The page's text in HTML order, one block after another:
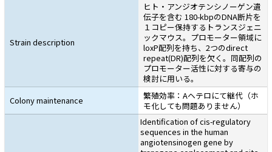
Strain description
ヒト・アンジオテンシノーゲン遺
伝子を含む 180-kbpのDNA断片を
１コピー保持するトランスジェニ
ックマウス。プロモーター領域に
loxP配列を持ち、2つのdirect
repeat(DR)配列を欠く。同配列の
プロモーター活性に対する寄与の
検討に用いる。
Colony maintenance
繁殖効率：Aヘテロにて継代（ホ
モ化しても問題ありません）
Identification of cis-regulatory
sequences in the human
angiotensinogen gene by